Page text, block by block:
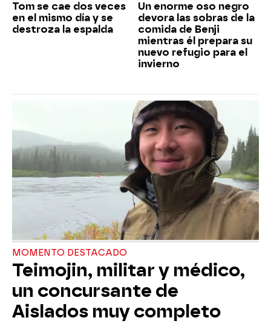
Tom se cae dos veces
en el mismo día y se
destroza la espalda
Un enorme oso negro
devora las sobras de la
comida de Benji
mientras él prepara su
nuevo refugio para el
invierno
MOMENTO DESTACADO
Teimojin, militar y médico,
un concursante de
Aislados muy completo